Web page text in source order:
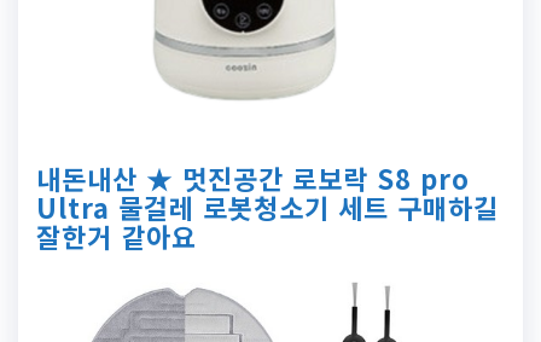
내돈내산 ★ 멋진공간 로보락 S8 pro
Ultra 물걸레 로봇청소기 세트 구매하길
잘한거 같아요